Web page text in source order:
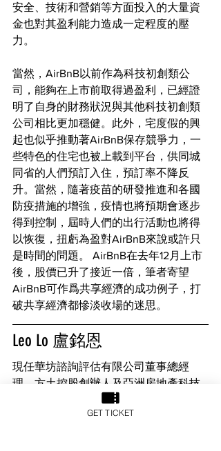
安全、技術和營銷等方面投入的大量資
金也對其盈利能力造成一定程度的壓
力。
當然，AirBnB以前作為科技初創類公
司，能夠在上市前取得過盈利，已經證
明了自身的財務狀況與其他科技初創類
公司相比更加穩健。此外，宅度假的興
起也似乎推動著AirBnB保存競爭力，一
些特色的住宅也被上載到平台，供同城
同省的人們預訂入住，預訂率不降反
升。當然，隨著疫苗的研發推進和各國
防疫措施的增強，疫情也將預期會逐步
得到控制，屆時人們的出行活動也將得
以恢復，扭虧為盈對AirBnB來說或許只
是時間的問題。 AirBnB在去年12月上市
後，股價已升了接近一倍，筆者寄望
AirBnB可作爲共享經濟的成功例子，打
破共享經濟都慘淡收場的迷思。
Leo Lo 盧銘恩
現任華坊諮詢評估有限公司董事總經
理、方土控股創辦人及亞洲房地產科技
社創辦人。盧為註冊中國房地產估價
師、香港測量師學會產業測量師、粵港
GET TICKET